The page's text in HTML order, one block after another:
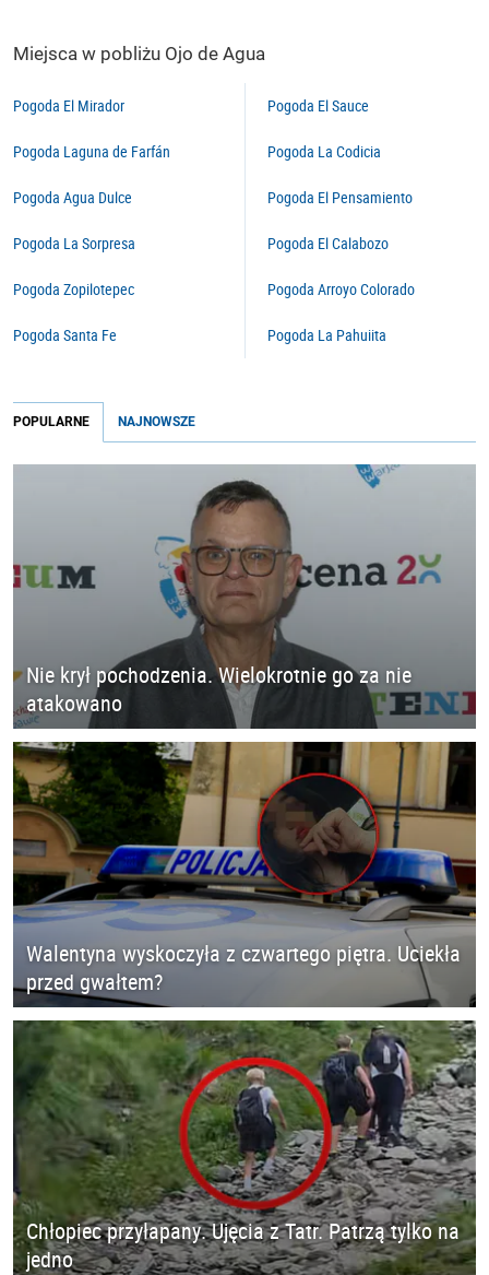
Miejsca w pobliżu Ojo de Agua
Pogoda El Mirador
Pogoda Laguna de Farfán
Pogoda Agua Dulce
Pogoda La Sorpresa
Pogoda Zopilotepec
Pogoda Santa Fe
Pogoda El Sauce
Pogoda La Codicia
Pogoda El Pensamiento
Pogoda El Calabozo
Pogoda Arroyo Colorado
Pogoda La Pahuiita
POPULARNE NAJNOWSZE
Nie krył pochodzenia. Wielokrotnie go za nie
atakowano
Walentyna wyskoczyła z czwartego piętra. Uciekła
przed gwałtem?
Chłopiec przyłapany. Ujęcia z Tatr. Patrzą tylko na
jedno